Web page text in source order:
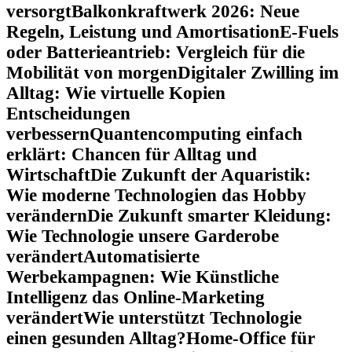
versorgtBalkonkraftwerk 2026: Neue
Regeln, Leistung und AmortisationE-Fuels
oder Batterieantrieb: Vergleich für die
Mobilität von morgenDigitaler Zwilling im
Alltag: Wie virtuelle Kopien
Entscheidungen
verbessernQuantencomputing einfach
erklärt: Chancen für Alltag und
WirtschaftDie Zukunft der Aquaristik:
Wie moderne Technologien das Hobby
verändernDie Zukunft smarter Kleidung:
Wie Technologie unsere Garderobe
verändertAutomatisierte
Werbekampagnen: Wie Künstliche
Intelligenz das Online-Marketing
verändertWie unterstützt Technologie
einen gesunden Alltag?Home-Office für